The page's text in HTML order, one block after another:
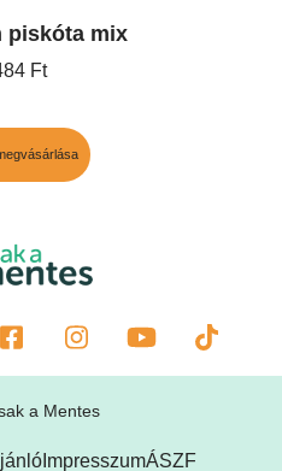
piskóta mix
Ft
a Mentes
ImpresszumÁSZF